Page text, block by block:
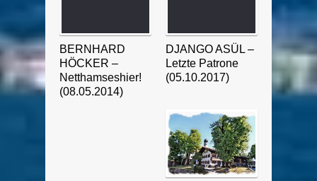
BERNHARD
HÖCKER –
Netthamseshier!
(08.05.2014)
DJANGO ASÜL –
Letzte Patrone
(05.10.2017)